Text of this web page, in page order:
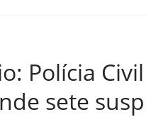
Polícia
sete